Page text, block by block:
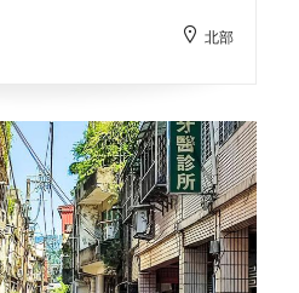
括大豹、竹崙、安坑、
會帶著現採的茶菁與製茶
、總鋪師等，讓遠道而來
所需，也有多家茶行在此
六十年代末期，隨著三峽
九鬮街市也逐漸蕭條，豬
腸，目前共有李溪口、陳
，造就「香腸一條街」的
北部